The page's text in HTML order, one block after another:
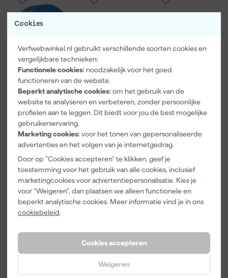
Cookies
Verfwebwinkel.nl gebruikt verschillende soorten cookies en
vergelijkbare technieken:
Functionele cookies: noodzakelijk voor het goed
functioneren van de website.
Beperkt analytische cookies: om het gebruik van de
website te analyseren en verbeteren, zonder persoonlijke
profielen aan te leggen. Dit biedt voor jou de best mogelijke
gebruikerservaring.
Marketing cookies: voor het tonen van gepersonaliseerde
advertenties en het volgen van je internetgedrag.
Door op "Cookies accepteren" te klikken, geef je
toestemming voor het gebruik van alle cookies, inclusief
marketingcookies voor advertentiepersonalisatie. Kies je
voor "Weigeren", dan plaatsen we alleen functionele en
beperkt analytische cookies. Meer informatie vind je in ons
cookiebeleid.
Cookies accepteren
Weigeren
Kip Tape
3307-24
Smooth-Tec
Afplaktape
Buitengebruik
- 24mm x
Morgen
bezorgd
5,28
incl. BTW
Farrow & Ball
F&B
Kleurenwaaie
Morgen
bezorgd
22,00
incl. BTW
Go!Paint Roll
And Go
Verfbak -
0,5L + 5
Inzetbakken
Morgen
bezorgd
3,99
incl. BTW